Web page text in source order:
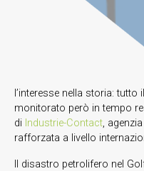
l’interesse nella storia:
monitorato però in tempo
di Industrie-Contact,
rafforzata a livello
Il disastro petrolifero nel